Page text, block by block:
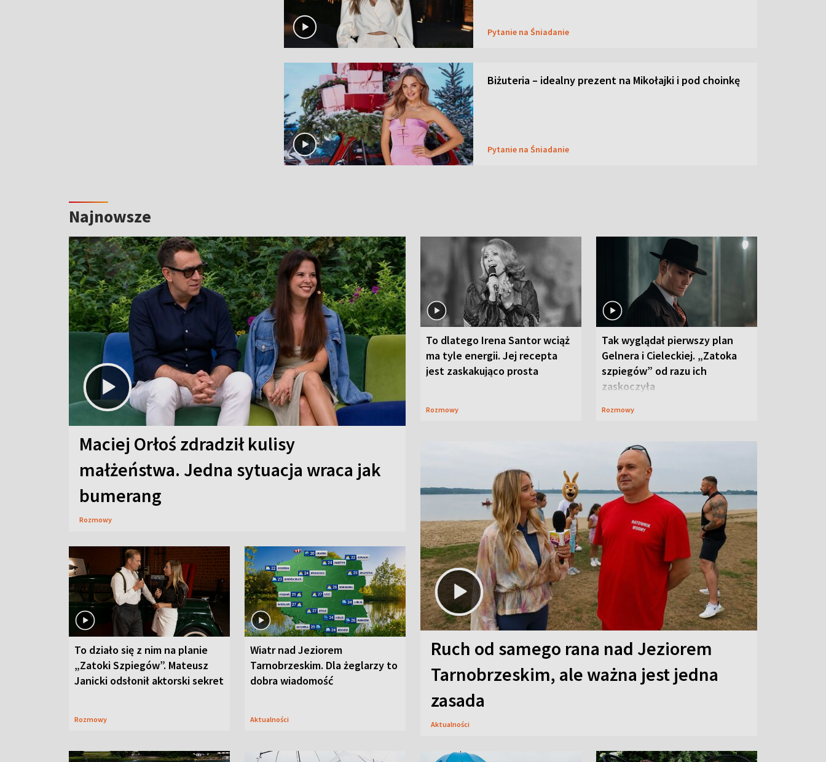
Pytanie na Śniadanie
Biżuteria – idealny prezent na Mikołajki i pod choinkę
Pytanie na Śniadanie
Najnowsze
Maciej Orłoś zdradził kulisy
małżeństwa. Jedna sytuacja wraca jak
bumerang
Rozmowy
To dlatego Irena Santor wciąż
ma tyle energii. Jej recepta
jest zaskakująco prosta
Rozmowy
Tak wyglądał pierwszy plan
Gelnera i Cieleckiej. „Zatoka
szpiegów” od razu ich
zaskoczyła
Rozmowy
To działo się z nim na planie
„Zatoki Szpiegów”. Mateusz
Janicki odsłonił aktorski sekret
Rozmowy
Wiatr nad Jeziorem
Tarnobrzeskim. Dla żeglarzy to
dobra wiadomość
Aktualności
Ruch od samego rana nad Jeziorem
Tarnobrzeskim, ale ważna jest jedna
zasada
Aktualności